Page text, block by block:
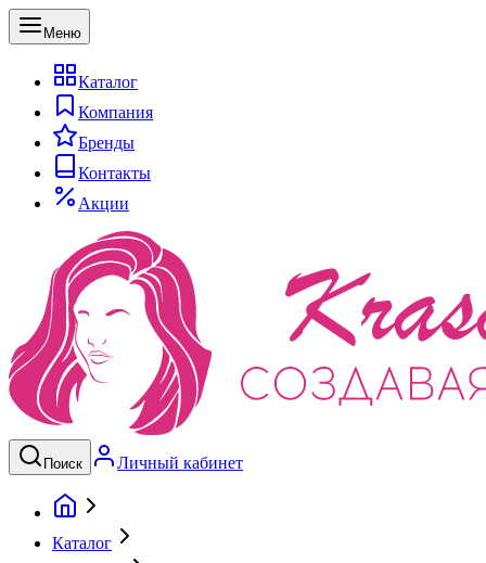
Меню
Каталог
Компания
Бренды
Контакты
Акции
Поиск Личный кабинет
Каталог